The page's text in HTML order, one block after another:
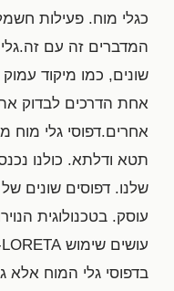
כגלי מוח. פעילות
המדברים זה עם
שונים, כמו מיקוד
אחת הדרכים לבדוק
אחרים.דפוסי גלי
תטא ודלתא. כולנו
שלנו. דפוסים שונים
עוסק. בטכנולוגית
בדפוסי גלי המוח